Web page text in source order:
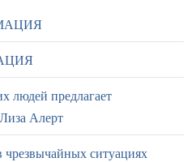
людей предлагает
Алерт
ситуациях